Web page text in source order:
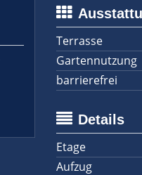
Terrasse
Gartennutzung
barrierefrei
Details
Etage
Aufzug